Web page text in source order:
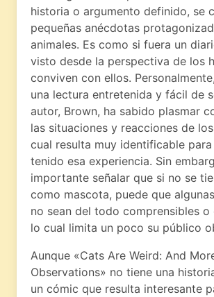
historia o argumento definido, se
pequeñas anécdotas
animales. Es como si fuera un
visto desde la perspectiva de los
conviven con ellos.
una lectura entretenida y fácil de
autor, Brown, ha sabido plasmar
las situaciones y reacciones de
cual resulta muy identificable para
tenido esa experiencia. Sin
importante señalar que si no se
como mascota, puede que
no sean del todo comprensibles o
lo cual limita un poco su público
Aunque «Cats Are Weird: And
Observations» no tiene una
un cómic que resulta interesante